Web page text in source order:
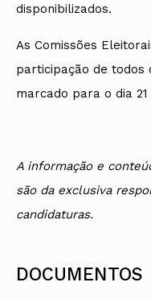
disponibilizados.
As Comissões
participação de
marcado para o dia
A informação e
são da exclusiva
candidaturas.
DOCUMENTOS